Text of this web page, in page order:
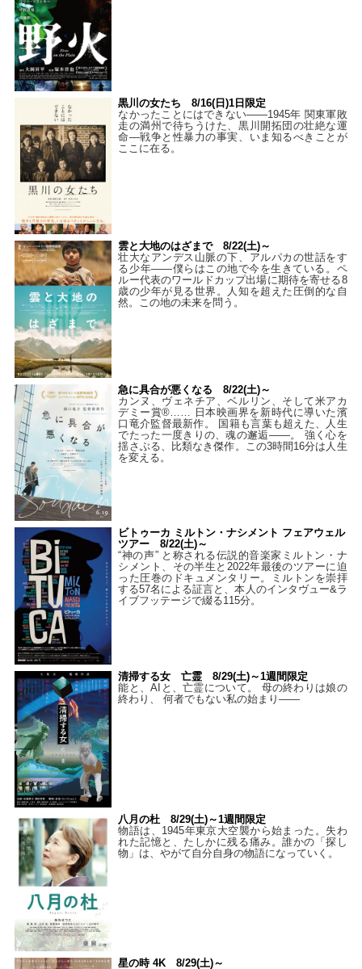
黒川の女たち 8/16(日)1日限定
なかったことにはできない——1945年 関東軍敗
走の満州で待ちうけた、黒川開拓団の壮絶な運
命―戦争と性暴力の事実、いま知るべきことが
ここに在る。
雲と大地のはざまで 8/22(土)～
壮大なアンデス山脈の下、アルパカの世話をす
る少年――僕らはこの地で今を生きている。ペ
ルー代表のワールドカップ出場に期待を寄せる8
歳の少年が見る世界。人知を超えた圧倒的な自
然。この地の未来を問う。
急に具合が悪くなる 8/22(土)～
カンヌ、ヴェネチア、ベルリン、そして米アカ
デミー賞®…… 日本映画界を新時代に導いた濱
口竜介監督最新作。 国籍も言葉も超えた、人生
でたった一度きりの、魂の邂逅――。 強く心を
揺さぶる、比類なき傑作。この3時間16分は人生
を変える。
ビトゥーカ ミルトン・ナシメント フェアウェル
ツアー 8/22(土)～
“神の声” と称される伝説的音楽家ミルトン・ナ
シメント、その半生と2022年最後のツアーに迫
った圧巻のドキュメンタリー。ミルトンを崇拝
する57名による証言と、本人のインタヴュー&ラ
イブフッテージで綴る115分。
清掃する女 亡霊 8/29(土)～1週間限定
能と、AIと、亡霊について。 母の終わりは娘の
終わり、 何者でもない私の始まり――
八月の杜 8/29(土)～1週間限定
物語は、1945年東京大空襲から始まった。失わ
れた記憶と、たしかに残る痛み。誰かの「探し
物」は、やがて自分自身の物語になっていく。
星の時 4K 8/29(土)～